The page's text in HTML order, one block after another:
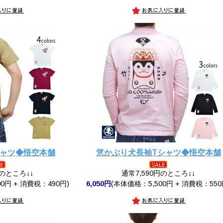
ツ◆悟空本舗
ところ↓↓
円 + 消費税：490円)
笊かぶり犬長袖Tシャツ◆悟空本舗
通常7,590円のところ↓↓
6,050円(本体価格：5,500円 + 消費税：550